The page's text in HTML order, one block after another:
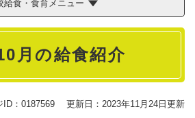
給食・食育メニュー
月の給食紹介
ID：0187569 更新日：2023年11月24日更新